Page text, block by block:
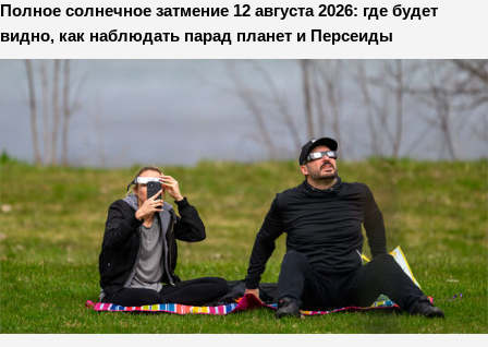
Полное солнечное затмение 12 августа 2026: где будет
видно, как наблюдать парад планет и Персеиды